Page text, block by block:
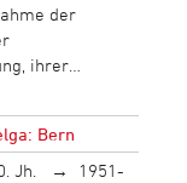
der
ihrer…
Bern
Jh.
1951-